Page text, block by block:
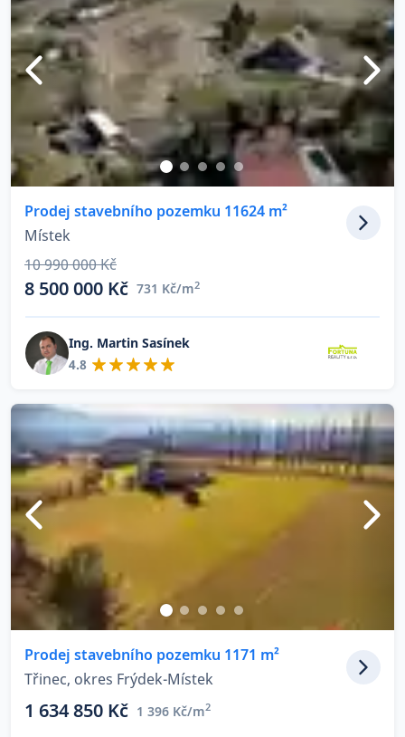
Prodej stavebního pozemku 11624 m²
Místek
10 990 000 Kč
8 500 000 Kč 731 Kč/m2
Ing. Martin Sasínek
4.8
Prodej stavebního pozemku 1171 m²
Třinec, okres Frýdek-Místek
1 634 850 Kč 1 396 Kč/m2